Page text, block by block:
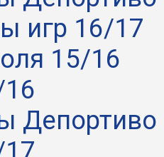
игр 16/17
15/16
Депортиво